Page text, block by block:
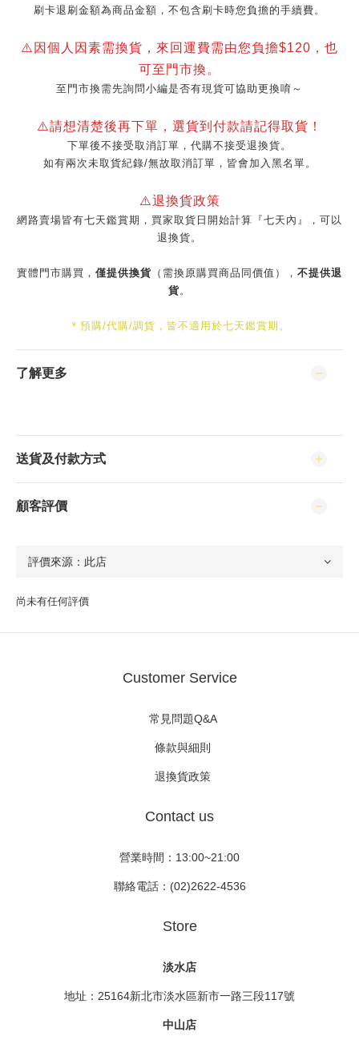
刷卡退刷金額為商品金額，不包含刷卡時您負擔的手續費。
⚠️因個人因素需換貨，來回運費需由您負擔$120，也
可至門市換。
至門市換需先詢問小編是否有現貨可協助更換唷～
⚠️請想清楚後再下單，選貨到付款請記得取貨！
下單後不接受取消訂單，代購不接受退換貨。
如有兩次未取貨紀錄/無故取消訂單，皆會加入黑名單。
⚠️退換貨政策
網路賣場皆有七天鑑賞期，買家取貨日開始計算『七天內』，可以
退換貨。
實體門市購買， 僅提供換貨 （需換原購買商品同價值）， 不提供退
貨。
＊預購/代購/調貨，皆不適用於七天鑑賞期。
了解更多
送貨及付款方式
顧客評價
尚未有任何評價
Customer Service
常見問題Q&A
條款與細則
退換貨政策
Contact us
營業時間：13:00~21:00
聯絡電話：(02)2622-4536
Store
淡水店
地址：25164新北市淡水區新市一路三段117號
中山店